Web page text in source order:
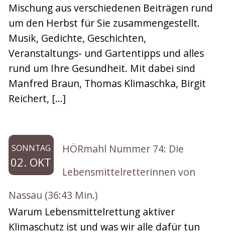
Mischung aus verschiedenen Beiträgen rund
um den Herbst für Sie zusammengestellt.
Musik, Gedichte, Geschichten,
Veranstaltungs- und Gartentipps und alles
rund um Ihre Gesundheit. Mit dabei sind
Manfred Braun, Thomas Klimaschka, Birgit
Reichert, […]
SONNTAG
02. OKT
HÖRmahl Nummer 74: Die
Lebensmittelretterinnen von
Nassau (36:43 Min.)
Warum Lebensmittelrettung aktiver
Klimaschutz ist und was wir alle dafür tun